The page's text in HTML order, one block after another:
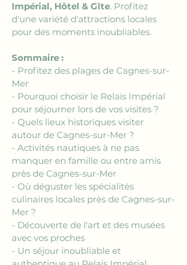
Impérial, Hôtel & Gîte. Profitez
d'une variété d'attractions locales
pour des moments inoubliables.
Sommaire :
- Profitez des plages de Cagnes-sur-
Mer
- Pourquoi choisir le Relais Impérial
pour séjourner lors de vos visites ?
- Quels lieux historiques visiter
autour de Cagnes-sur-Mer ?
- Activités nautiques à ne pas
manquer en famille ou entre amis
près de Cagnes-sur-Mer
- Où déguster les spécialités
culinaires locales près de Cagnes-sur-
Mer ?
- Découverte de l'art et des musées
avec vos proches
- Un séjour inoubliable et